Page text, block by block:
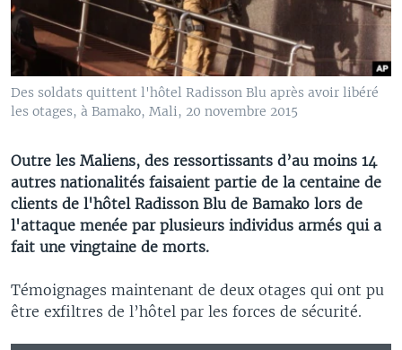
Des soldats quittent l'hôtel Radisson Blu après avoir libéré
les otages, à Bamako, Mali, 20 novembre 2015
Outre les Maliens, des ressortissants d’au moins 14
autres nationalités faisaient partie de la centaine de
clients de l'hôtel Radisson Blu de Bamako lors de
l'attaque menée par plusieurs individus armés qui a
fait une vingtaine de morts.
Témoignages maintenant de deux otages qui ont pu
être exfiltres de l’hôtel par les forces de sécurité.